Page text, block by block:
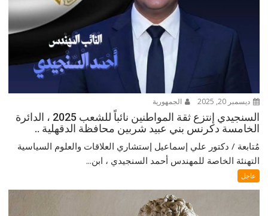
ديسمبر 20, 2025 الجمهورية
السنجيدي إنتزع ثقة المواطنين نائباً للشعب 2025 ، الدائرة
الخامسة دكرنس بني عبيد شربين محافظة الدقهلية ..
مُتابعة / دكتور علي إسماعيل إستشاري العلاقات والعلوم السياسية
التهنئة الخاصة للمهندس أحمد السنجيدي ، ابن...
عاجل